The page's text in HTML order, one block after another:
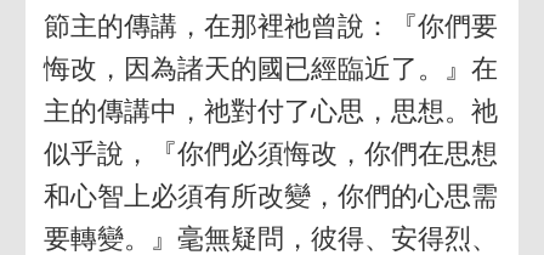
節主的傳講，在那裡祂曾說：『你們要
悔改，因為諸天的國已經臨近了。』在
主的傳講中，祂對付了心思，思想。祂
似乎說，『你們必須悔改，你們在思想
和心智上必須有所改變，你們的心思需
要轉變。』毫無疑問，彼得、安得烈、